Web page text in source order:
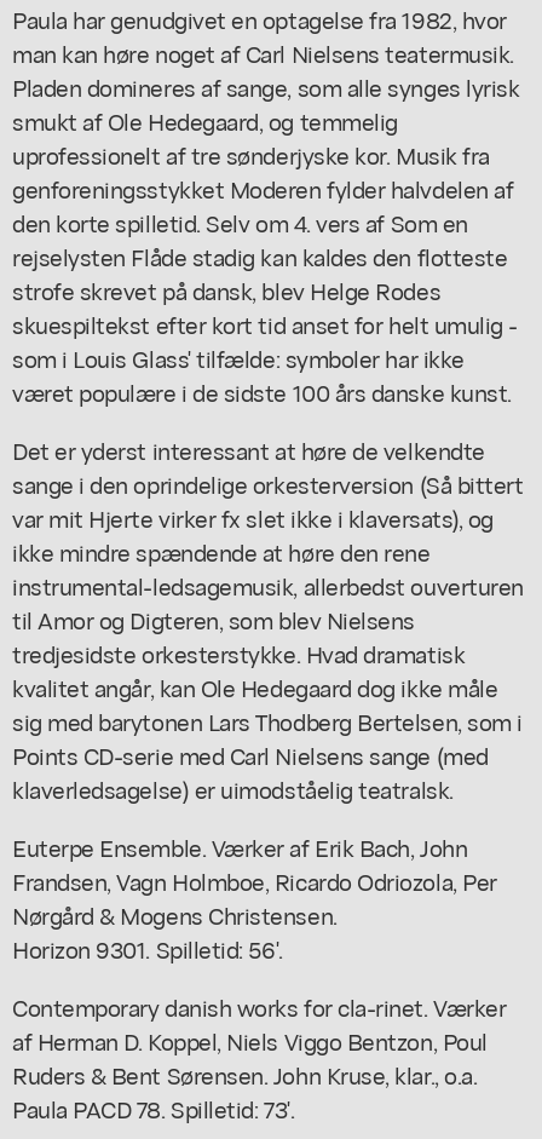
Paula har genudgivet en optagelse fra 1982, hvor
man kan høre noget af Carl Nielsens teatermusik.
Pladen domineres af sange, som alle synges lyrisk
smukt af Ole Hedegaard, og temmelig
uprofessionelt af tre sønderjyske kor. Musik fra
genforeningsstykket Moderen fylder halvdelen af
den korte spilletid. Selv om 4. vers af Som en
rejselysten Flåde stadig kan kaldes den flotteste
strofe skrevet på dansk, blev Helge Rodes
skuespiltekst efter kort tid anset for helt umulig -
som i Louis Glass' tilfælde: symboler har ikke
været populære i de sidste 100 års danske kunst.
Det er yderst interessant at høre de velkendte
sange i den oprindelige orkesterversion (Så bittert
var mit Hjerte virker fx slet ikke i klaversats), og
ikke mindre spændende at høre den rene
instrumental-ledsagemusik, allerbedst ouverturen
til Amor og Digteren, som blev Nielsens
tredjesidste orkesterstykke. Hvad dramatisk
kvalitet angår, kan Ole Hedegaard dog ikke måle
sig med barytonen Lars Thodberg Bertelsen, som i
Points CD-serie med Carl Nielsens sange (med
klaverledsagelse) er uimodståelig teatralsk.
Euterpe Ensemble. Værker af Erik Bach, John
Frandsen, Vagn Holmboe, Ricardo Odriozola, Per
Nørgård & Mogens Christensen.
Horizon 9301. Spilletid: 56'.
Contemporary danish works for cla-rinet. Værker
af Herman D. Koppel, Niels Viggo Bentzon, Poul
Ruders & Bent Sørensen. John Kruse, klar., o.a.
Paula PACD 78. Spilletid: 73'.